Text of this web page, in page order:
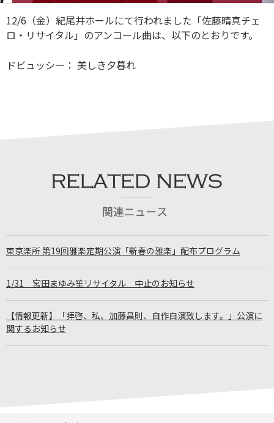
12/6（金）紀尾井ホールにて行われました「佐藤晴真チェ
ロ・リサイタル」のアンコール曲は、以下のとおりです。
ドビュッシー： 美しき夕暮れ
東京楽所 第19回雅楽定期公演「新春の雅楽」配布プログラム
1/31 宮田まゆみ笙リサイタル 中止のお知らせ
【情報更新】「拝啓、私、加藤昌則、自作自演致します。」公演に
関するお知らせ